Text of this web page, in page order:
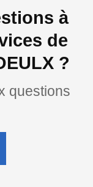
à
de
?
questions